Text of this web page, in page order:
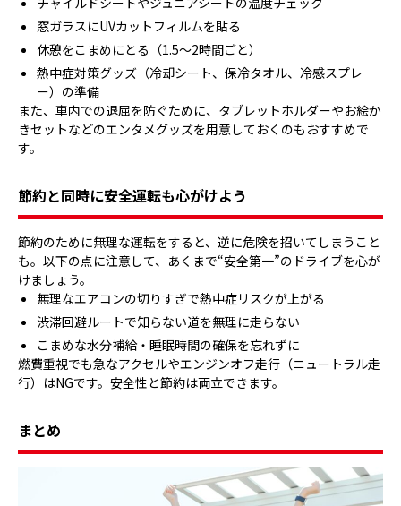
窓ガラスにUVカットフィルムを貼る
休憩をこまめにとる（1.5〜2時間ごと）
熱中症対策グッズ（冷却シート、保冷タオル、冷感スプレ
ー）の準備
また、車内での退屈を防ぐために、タブレットホルダーやお絵か
きセットなどのエンタメグッズを用意しておくのもおすすめで
す。
節約と同時に安全運転も心がけよう
節約のために無理な運転をすると、逆に危険を招いてしまうこと
も。以下の点に注意して、あくまで“安全第一”のドライブを心が
けましょう。
無理なエアコンの切りすぎで熱中症リスクが上がる
渋滞回避ルートで知らない道を無理に走らない
こまめな水分補給・睡眠時間の確保を忘れずに
燃費重視でも急なアクセルやエンジンオフ走行（ニュートラル走
行）はNGです。安全性と節約は両立できます。
まとめ